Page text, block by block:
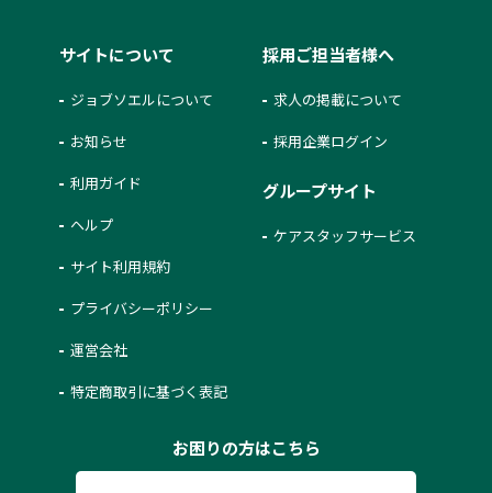
サイトについて
ジョブソエルについて
お知らせ
利用ガイド
ヘルプ
サイト利用規約
プライバシーポリシー
運営会社
特定商取引に基づく表記
採用ご担当者様へ
求人の掲載について
採用企業ログイン
グループサイト
ケアスタッフサービス
お困りの方はこちら